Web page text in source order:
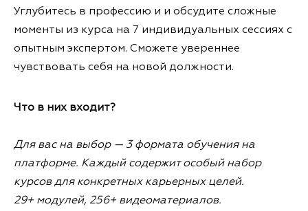
Углубитесь в профессию и и обсудите сложные
моменты из курса на 7 индивидуальных сессиях с
опытным экспертом. Сможете увереннее
чувствовать себя на новой должности.
Что в них входит?
Для вас на выбор — 3 формата обучения на
платформе. Каждый содержит особый набор
курсов для конкретных карьерных целей.
29+ модулей, 256+ видеоматериалов.